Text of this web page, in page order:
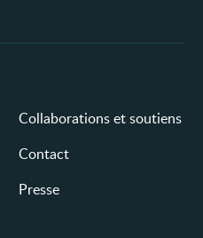
Collaborations et soutiens
Contact
Presse